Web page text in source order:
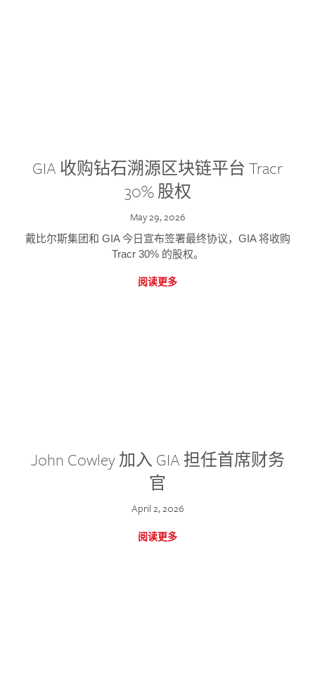
GIA 收购钻石溯源区块链平台 Tracr
30% 股权
May 29, 2026
戴比尔斯集团和 GIA 今日宣布签署最终协议，GIA 将收购
Tracr 30% 的股权。
阅读更多
John Cowley 加入 GIA 担任首席财务
官
April 2, 2026
阅读更多